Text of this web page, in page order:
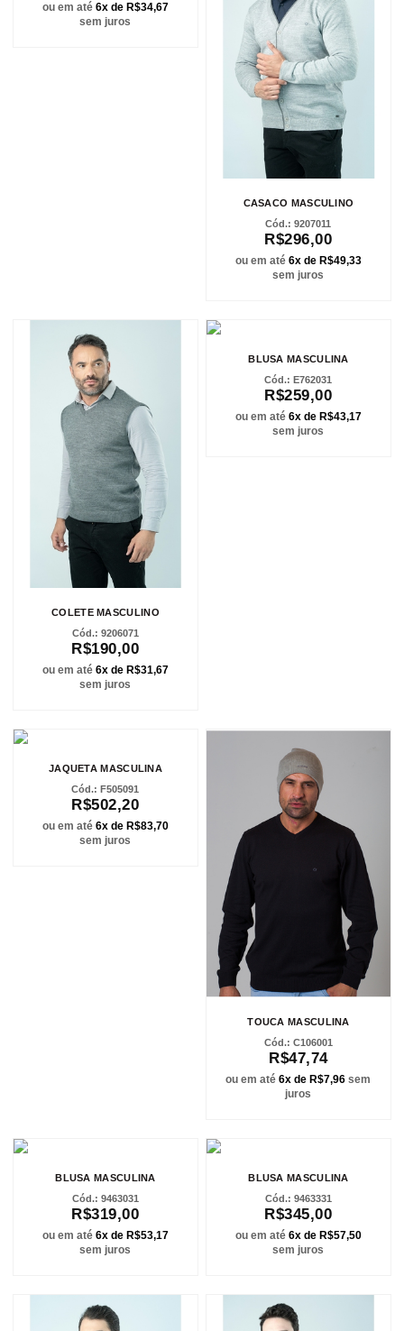
ou em até 6x de R$34,67
sem juros
CASACO MASCULINO
9207011
R$296,00
ou em até 6x de R$49,33
sem juros
COLETE MASCULINO
9206071
R$190,00
ou em até 6x de R$31,67
sem juros
BLUSA MASCULINA
E762031
R$259,00
ou em até 6x de R$43,17
sem juros
JAQUETA MASCULINA
F505091
R$502,20
ou em até 6x de R$83,70
sem juros
TOUCA MASCULINA
C106001
R$47,74
ou em até6x de R$7,96 sem
juros
BLUSA MASCULINA
9463031
R$319,00
ou em até 6x de R$53,17
sem juros
BLUSA MASCULINA
9463331
R$345,00
ou em até 6x de R$57,50
sem juros